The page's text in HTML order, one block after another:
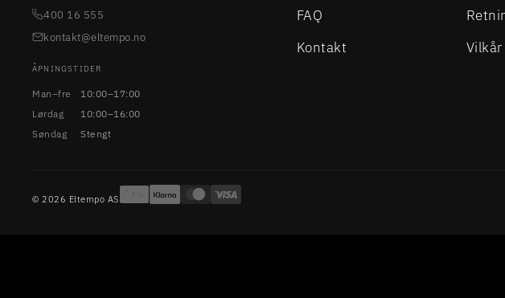
400 16 555
kontakt@eltempo.no
ÅPNINGSTIDER
Man–fre
10:00–17:00
Lørdag
10:00–16:00
Søndag
Stengt
FAQ
Kontakt
© 2026 Eltempo AS